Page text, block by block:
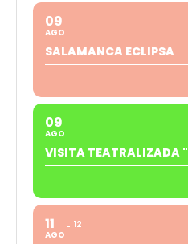
09
AGO
SALAMANCA ECLIPSA
09
AGO
VISITA TEATRALIZADA
11
AGO
12